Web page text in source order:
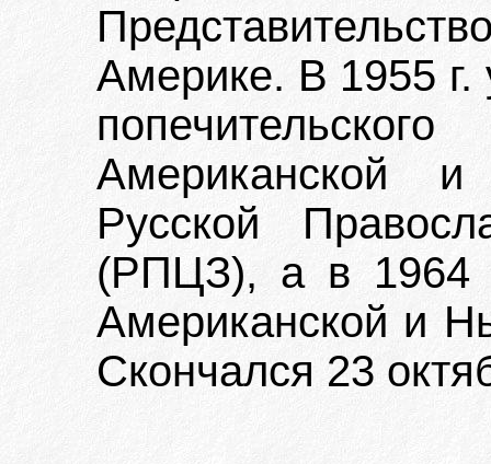
Америке. В 1955 г.
Американской и
Русской
(РПЦЗ), а в 1964
Американской и
Скончался 23